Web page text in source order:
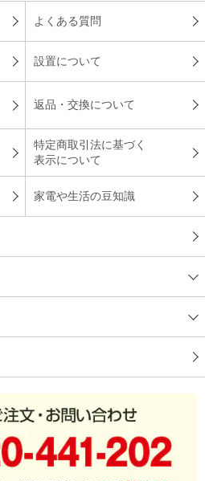
よくある質問
設置について
返品・交換について
特定商取引法に基づく
表示について
家電や生活の豆知識